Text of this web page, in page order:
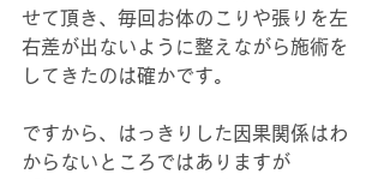
せて頂き、毎回お体のこりや張りを左
右差が出ないように整えながら施術を
してきたのは確かです。
ですから、はっきりした因果関係はわ
からないところではありますが